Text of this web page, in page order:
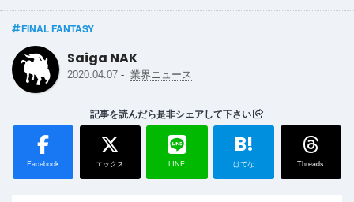
FINAL FANTASY
Saiga NAK
2020.04.07 - 業界ニュース
記事を読んだら是非シェアして下さい
Facebook エックス LINE
B!
はてな Threads